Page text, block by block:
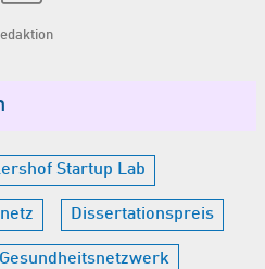
Startup Lab
Dissertationspreis
Gesundheitsnetzwerk